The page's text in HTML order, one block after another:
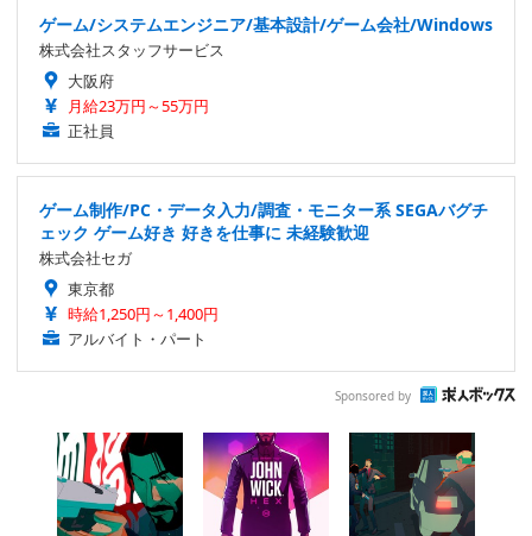
ゲーム/システムエンジニア/基本設計/ゲーム会社/Windows
株式会社スタッフサービス
大阪府
月給23万円～55万円
正社員
ゲーム制作/PC・データ入力/調査・モニター系 SEGAバグチ
ェック ゲーム好き 好きを仕事に 未経験歓迎
株式会社セガ
東京都
時給1,250円～1,400円
アルバイト・パート
Sponsored by